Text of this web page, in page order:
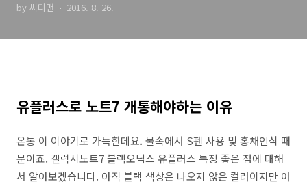
by 씨디맨 2016. 8. 26.
유플러스로 노트7 개통해야하는 이유
온통 이 이야기로 가득한데요. 물속에서 S펜 사용 및 홍채인식 때
문이죠. 갤럭시노트7 블랙오닉스 유플러스 특징 좋은 점에 대해
서 알아보겠습니다. 아직 블랙 색상은 나오지 않은 컬러이지만 어